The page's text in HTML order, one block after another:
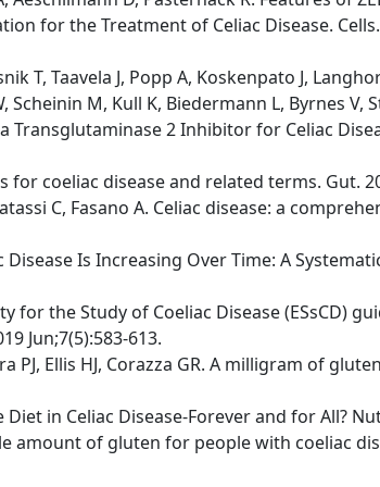
for the Treatment of Celiac Disease. Cells.
T, Taavela J, Popp A, Koskenpato J,
M, Kull K, Biedermann L, Byrnes V,
Transglutaminase 2 Inhibitor for Celiac
for coeliac disease and related terms. Gut.
C, Fasano A. Celiac disease: a
Is Increasing Over Time: A
for the Study of Coeliac Disease (ESsCD)
Jun;7(5):583-613.
PJ, Ellis HJ, Corazza GR. A milligram of
in Celiac Disease-Forever and for All?
amount of gluten for people with coeliac